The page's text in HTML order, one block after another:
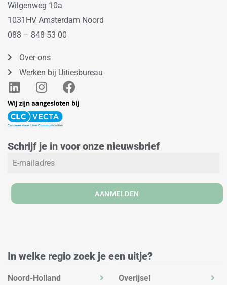
Wilgenweg 10a
1031HV Amsterdam Noord
088 – 848 53 00
Over ons
Werken bij Uitjesbureau
L
i
n
k
d
i
I
n
s
t
g
r
m
F
a
o
Schrijf je in voor onze nieuwsbrief
AANMELDEN
In welke regio zoek je een uitje?
Noord-Holland Overijsel